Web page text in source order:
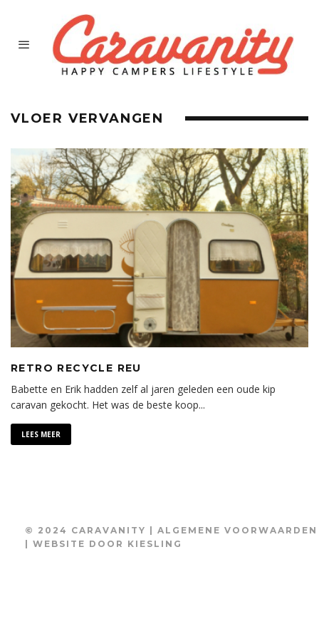
VLOER VERVANGEN
RETRO RECYCLE REU
Babette en Erik hadden zelf al jaren geleden een oude kip
caravan gekocht. Het was de beste koop...
LEES MEER
© 2024 CARAVANITY | ALGEMENE VOORWAARDEN
| WEBSITE DOOR KIESLING